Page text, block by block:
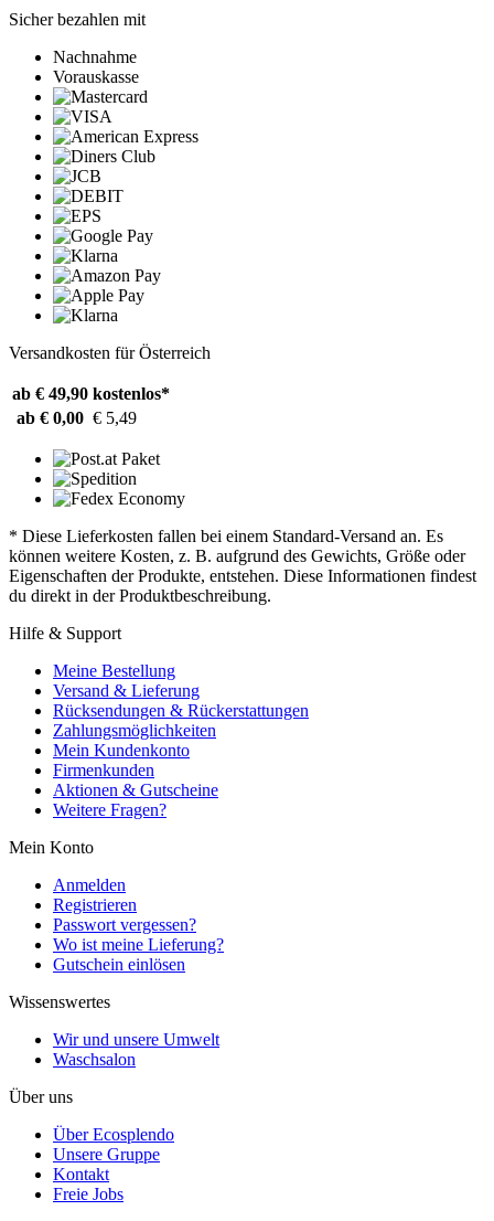
Sicher bezahlen mit
Nachnahme
Vorauskasse
Versandkosten für Österreich
ab € 49,90 kostenlos*
ab € 0,00 € 5,49
* Diese Lieferkosten fallen bei einem Standard-Versand an. Es
können weitere Kosten, z. B. aufgrund des Gewichts, Größe oder
Eigenschaften der Produkte, entstehen. Diese Informationen findest
du direkt in der Produktbeschreibung.
Hilfe & Support
Meine Bestellung
Versand & Lieferung
Rücksendungen & Rückerstattungen
Zahlungsmöglichkeiten
Mein Kundenkonto
Firmenkunden
Aktionen & Gutscheine
Weitere Fragen?
Mein Konto
Anmelden
Registrieren
Passwort vergessen?
Wo ist meine Lieferung?
Gutschein einlösen
Wissenswertes
Wir und unsere Umwelt
Waschsalon
Über uns
Über Ecosplendo
Unsere Gruppe
Kontakt
Freie Jobs